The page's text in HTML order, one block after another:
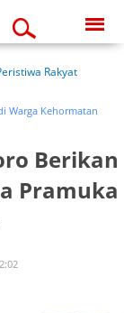
04:44:33 am
Rakyat
Kehormatan
Berikan
Pramuka